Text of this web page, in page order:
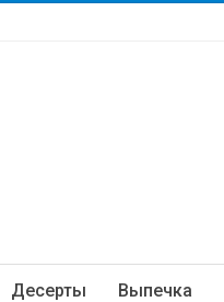
Десерты Выпечка